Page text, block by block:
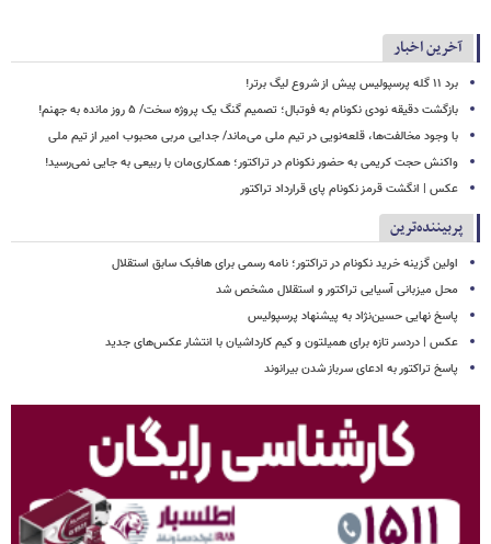
آخرین اخبار
برد ۱۱ گله پرسپولیس پیش از شروع لیگ برتر!
بازگشت دقیقه نودی نکونام به فوتبال؛ تصمیم گنگ یک پروژه سخت/ ۵ روز مانده به جهنم!
با وجود مخالفت‌ها، قلعه‌نویی در تیم ملی می‌ماند/ جدایی مربی محبوب امیر از تیم ملی
واکنش حجت کریمی به حضور نکونام در تراکتور؛ همکاری‌مان با ربیعی به جایی نمی‌رسید!
عکس | انگشت قرمز نکونام پای قرارداد تراکتور
پربیننده‌ترین
اولین گزینه خرید نکونام در تراکتور؛ نامه رسمی برای هافبک سابق استقلال
محل میزبانی آسیایی تراکتور و استقلال مشخص شد
پاسخ نهایی حسین‌نژاد به پیشنهاد پرسپولیس
عکس | دردسر تازه برای همیلتون و کیم کارداشیان با انتشار عکس‌های جدید
پاسخ تراکتور به ادعای سرباز شدن بیرانوند